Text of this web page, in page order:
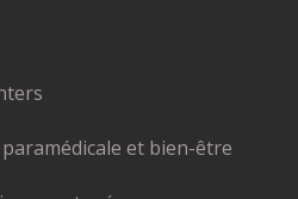
et bien-être